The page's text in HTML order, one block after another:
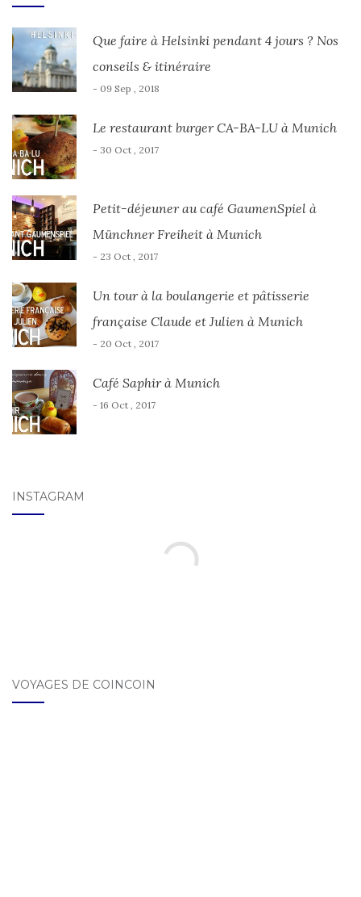
Que faire à Helsinki pendant 4 jours ? Nos
conseils & itinéraire
- 09 Sep , 2018
Le restaurant burger CA-BA-LU à Munich
- 30 Oct , 2017
Petit-déjeuner au café GaumenSpiel à
Münchner Freiheit à Munich
- 23 Oct , 2017
Un tour à la boulangerie et pâtisserie
française Claude et Julien à Munich
- 20 Oct , 2017
Café Saphir à Munich
- 16 Oct , 2017
INSTAGRAM
VOYAGES DE COINCOIN